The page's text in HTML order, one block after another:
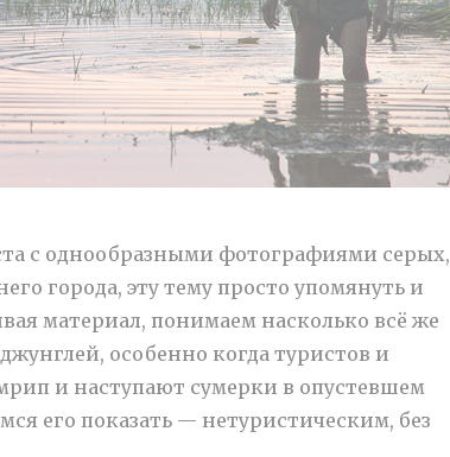
с однообразными фотографиями серых,
города, эту тему просто упомянуть и
материал, понимаем насколько всё же
особенно когда туристов и
и наступают сумерки в опустевшем
его показать — нетуристическим, без